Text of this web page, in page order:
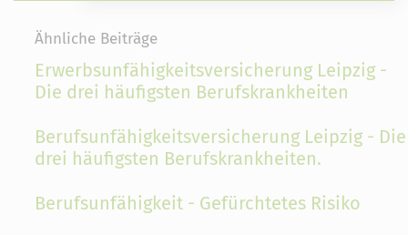
Ähnliche Beiträge
Erwerbsunfähigkeitsversicherung Leipzig -
Die drei häufigsten Berufskrankheiten
Berufsunfähigkeitsversicherung Leipzig - Die
drei häufigsten Berufskrankheiten.
Berufsunfähigkeit - Gefürchtetes Risiko